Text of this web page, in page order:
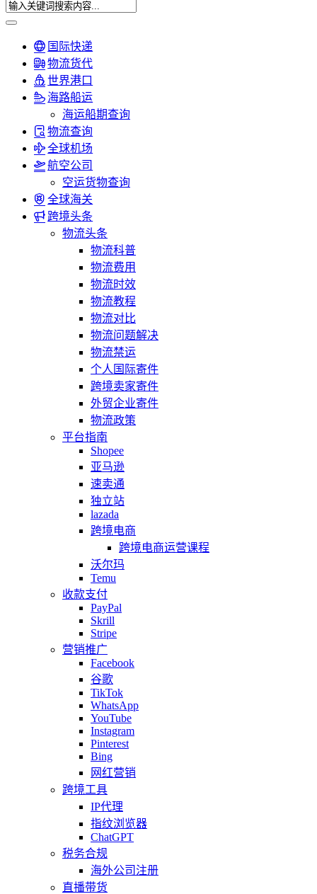
国际快递
物流货代
世界港口
海路船运
海运船期查询
物流查询
全球机场
航空公司
空运货物查询
全球海关
跨境头条
物流头条
物流科普
物流费用
物流时效
物流教程
物流对比
物流问题解决
物流禁运
个人国际寄件
跨境卖家寄件
外贸企业寄件
物流政策
平台指南
Shopee
亚马逊
速卖通
独立站
lazada
跨境电商
跨境电商运营课程
沃尔玛
Temu
收款支付
PayPal
Skrill
Stripe
营销推广
Facebook
谷歌
TikTok
WhatsApp
YouTube
Instagram
Pinterest
Bing
网红营销
跨境工具
IP代理
指纹浏览器
ChatGPT
税务合规
海外公司注册
直播带货